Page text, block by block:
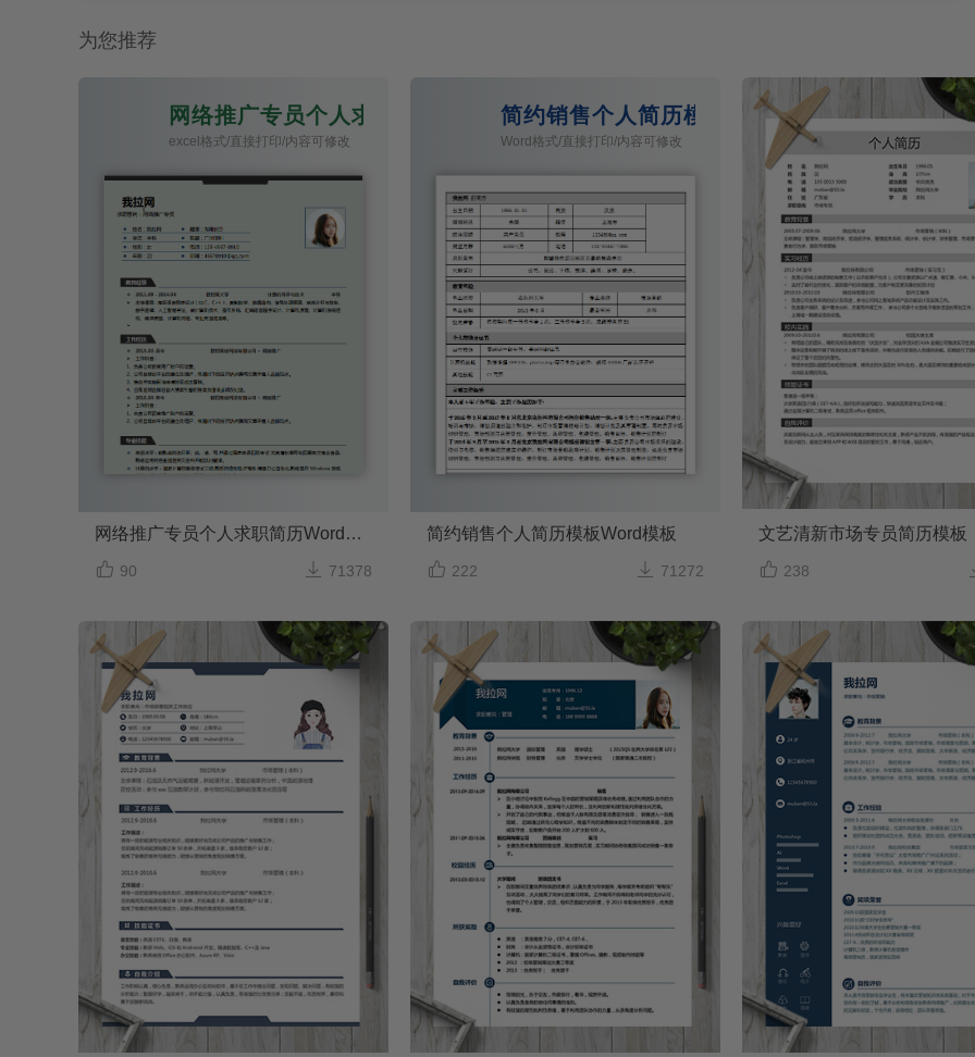
为您推荐
网络推广专员个人求职简历Word模板
excel格式/直接打印/内容可修改
网络推广专员个人求职简历Word模板
 90  71378
简约销售个人简历模板Word模板
Word格式/直接打印/内容可修改
简约销售个人简历模板Word模板
 222  71272
文艺清新市场专员简历模板
 238